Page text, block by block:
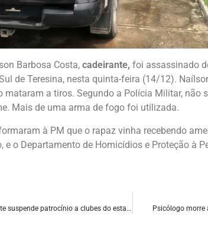
Barbosa Costa, cadeirante, foi assassinado
de Teresina, nesta quinta-feira (14/12).
a tiros. Segundo a Polícia Militar, não
Mais de uma arma de fogo foi utilizada.
à PM que o rapaz vinha recebendo
e o Departamento de Homicídios e Proteção à
Governo do Rio Grande do Norte suspende patrocínio a clubes do estado e ao Campeonato Potiguar. Psicólogo morre